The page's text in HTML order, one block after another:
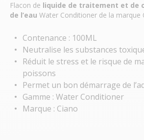
Flacon de liquide de traitement et de
de l’eau Water Conditioner de la marque
Contenance : 100ML
Neutralise les substances
Réduit le stress et le risque de
poissons
Permet un bon démarrage de
Gamme : Water Conditioner
Marque : Ciano